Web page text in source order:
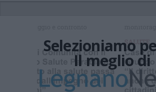
Selezioniamo
Il meglio di